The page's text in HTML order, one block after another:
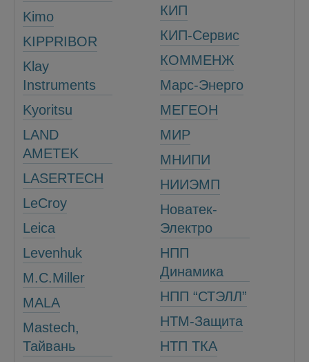
Kimo
KIPPRIBOR
Klay
Instruments
Kyoritsu
LAND
AMETEK
LASERTECH
LeCroy
Leica
Levenhuk
M.C.Miller
MALА
Mastech,
Тайвань
КИП
КИП-Сервис
КОММЕНЖ
Марс-Энерго
МЕГЕОН
МИР
МНИПИ
НИИЭМП
Новатек-
Электро
НПП
Динамика
НПП “СТЭЛЛ”
НТМ-Защита
НТП ТКА